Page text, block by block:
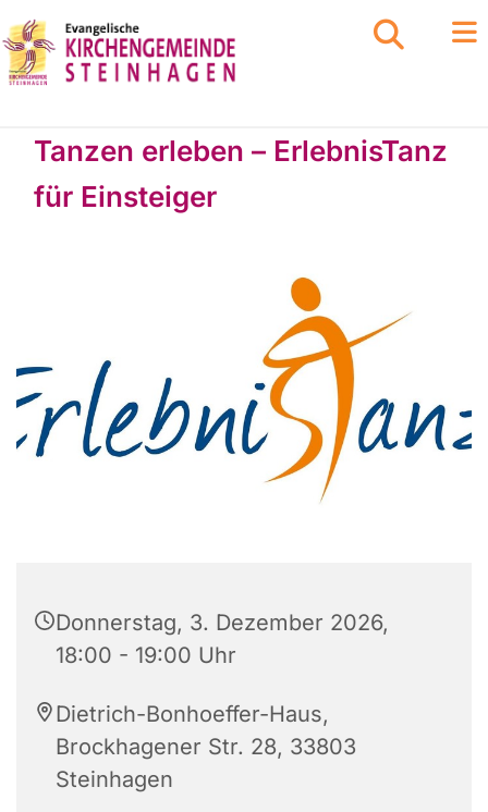
Tanzen erleben – ErlebnisTanz
für Einsteiger
Donnerstag, 3. Dezember 2026,
18:00 - 19:00 Uhr
Dietrich-Bonhoeffer-Haus,
Brockhagener Str. 28, 33803
Steinhagen